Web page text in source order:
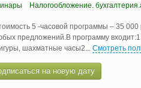
Налогообложение.
5 -часовой программы – 35
предложений.В программу
шахматные часы2... Смотреть
на новую дату